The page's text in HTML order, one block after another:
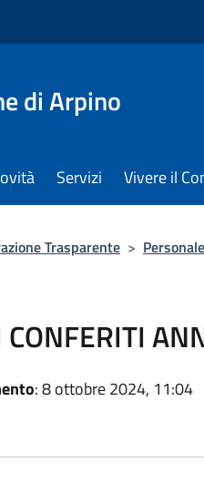
di Arpino
Servizi Vivere il
Trasparente > Personale
CONFERITI
: 8 ottobre 2024, 11:04